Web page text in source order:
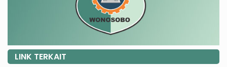
LINK TERKAIT